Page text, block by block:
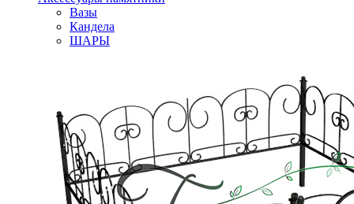
Вазы
Кандела
ШАРЫ